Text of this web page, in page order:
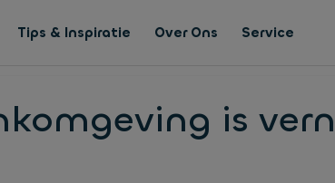
Tips & Inspiratie Over Ons Service
is